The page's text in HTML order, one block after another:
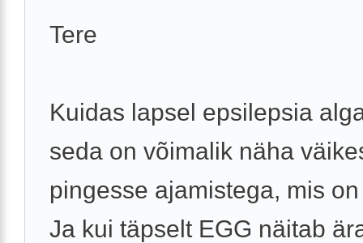
Tere
Kuidas lapsel epsilepsia
seda on võimalik näha
pingesse ajamistega, mis
Ja kui täpselt EGG näitab